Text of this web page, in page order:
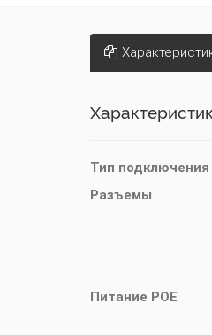
Тип подключения
Разъемы
Питание POE